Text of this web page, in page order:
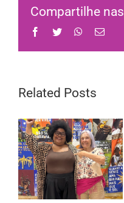
Compartilhe
Facebook
Twitter WhatsApp
Email
Related Posts